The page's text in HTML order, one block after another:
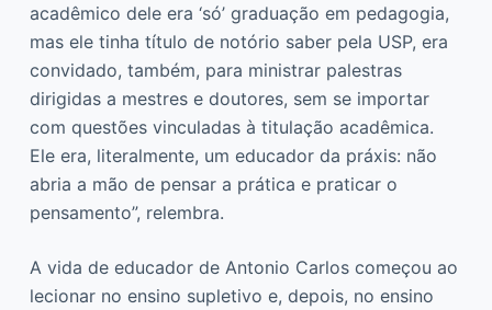
acadêmico dele era ‘só’ graduação em pedagogia,
mas ele tinha título de notório saber pela USP, era
convidado, também, para ministrar palestras
dirigidas a mestres e doutores, sem se importar
com questões vinculadas à titulação acadêmica.
Ele era, literalmente, um educador da práxis: não
abria a mão de pensar a prática e praticar o
pensamento”, relembra.
A vida de educador de Antonio Carlos começou ao
lecionar no ensino supletivo e, depois, no ensino